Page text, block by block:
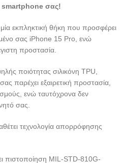
smartphone σας!
εκπληκτική θήκη που προσφέρει
σας iPhone 15 Pro, ενώ
προστασία.
ποιότητας σιλικόνη TPU,
παρέχει εξαιρετική προστασία,
ενώ ταυτόχρονα δεν
σας.
τεχνολογία απορρόφησης
πιστοποίηση MIL-STD-810G-